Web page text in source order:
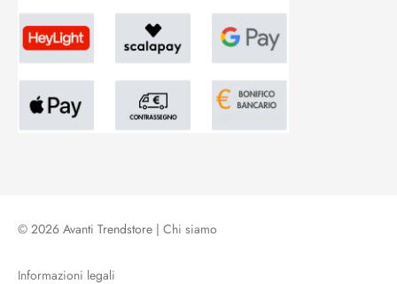
© 2026 Avanti Trendstore | Chi siamo
Informazioni legali